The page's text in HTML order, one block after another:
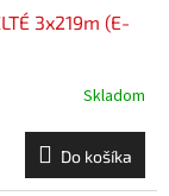
3x219m (E-
Skladom
Do košíka